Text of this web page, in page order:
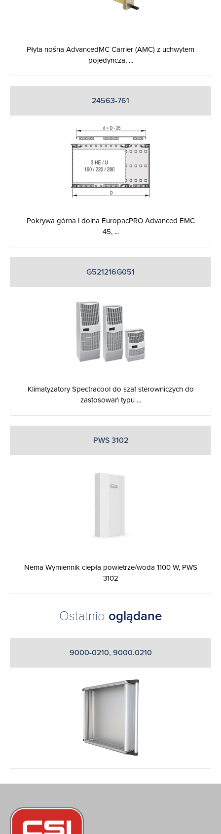
Płyta nośna AdvancedMC Carrier (AMC) z uchwytem
pojedyncza, ...
24563-761
Pokrywa górna i dolna EuropacPRO Advanced EMC
45, ...
G521216G051
Klimatyzatory Spectracool do szaf sterowniczych do
zastosowań typu ...
PWS 3102
Nema Wymiennik ciepła powietrze/woda 1100 W, PWS
3102
Ostatnio oglądane
9000-0210, 9000.0210